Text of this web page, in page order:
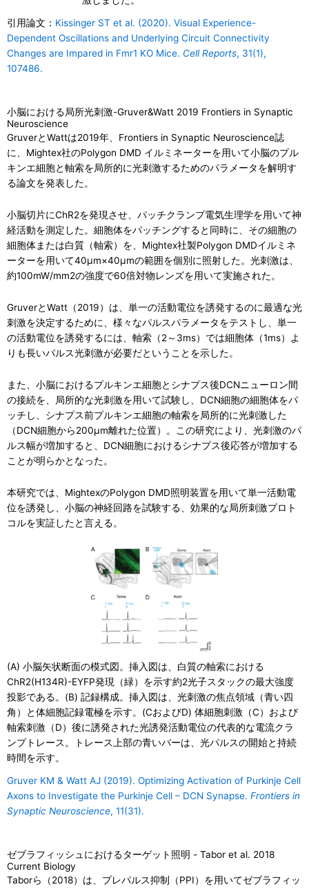
引用論文： Kissinger ST et al. (2020). Visual Experience-
Dependent Oscillations and Underlying Circuit Connectivity
Changes are Impared in Fmr1 KO Mice. Cell Reports, 31(1),
107486.
小脳における局所光刺激-Gruver&Watt 2019 Frontiers in Synaptic
Neuroscience
GruverとWattは2019年、Frontiers in Synaptic Neuroscience誌
に、Mightex社のPolygon DMD イルミネーターを用いて小脳のプル
キンエ細胞と軸索を局所的に光刺激するためのパラメータを解明す
る論文を発表した。
小脳切片にChR2を発現させ、パッチクランプ電気生理学を用いて神
経活動を測定した。細胞体をパッチングすると同時に、その細胞の
細胞体または白質（軸索）を、Mightex社製Polygon DMDイルミネ
ーターを用いて40μm×40μmの範囲を個別に照射した。光刺激は、
約100mW/mm2の強度で60倍対物レンズを用いて実施された。
GruverとWatt（2019）は、単一の活動電位を誘発するのに最適な光
刺激を決定するために、様々なパルスパラメータをテストし、単一
の活動電位を誘発するには、軸索（2～3ms）では細胞体（1ms）よ
りも長いパルス光刺激が必要だということを示した。
また、小脳におけるプルキンエ細胞とシナプス後DCNニューロン間
の接続を、局所的な光刺激を用いて試験し、DCN細胞の細胞体をパ
ッチし、シナプス前プルキンエ細胞の軸索を局所的に光刺激した
（DCN細胞から200μm離れた位置）。この研究により、光刺激のパ
ルス幅が増加すると、DCN細胞におけるシナプス後応答が増加する
ことが明らかとなった。
本研究では、MightexのPolygon DMD照明装置を用いて単一活動電
位を誘発し、小脳の神経回路を試験する、効果的な局所刺激プロト
コルを実証したと言える。
(A) 小脳矢状断面の模式図。挿入図は、白質の軸索における
ChR2(H134R)-EYFP発現（緑）を示す約2光子スタックの最大強度
投影である。(B) 記録構成。挿入図は、光刺激の焦点領域（青い四
角）と体細胞記録電極を示す。(CおよびD) 体細胞刺激（C）および
軸索刺激（D）後に誘発された光誘発活動電位の代表的な電流クラ
ンプトレース。トレース上部の青いバーは、光パルスの開始と持続
時間を示す。
Gruver KM & Watt AJ (2019). Optimizing Activation of Purkinje Cell
Axons to Investigate the Purkinje Cell – DCN Synapse. Frontiers in
Synaptic Neuroscience, 11(31).
ゼブラフィッシュにおけるターゲット照明 - Tabor et al. 2018
Current Biology
Taborら（2018）は、プレパルス抑制（PPI）を用いてゼブラフィッ